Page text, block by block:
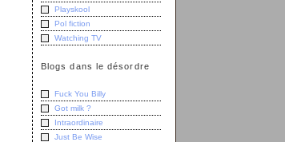
Playskool
Pol fiction
Watching TV
Blogs dans le désordre
Fuck You Billy
Got milk ?
Intraordinaire
Just Be Wise